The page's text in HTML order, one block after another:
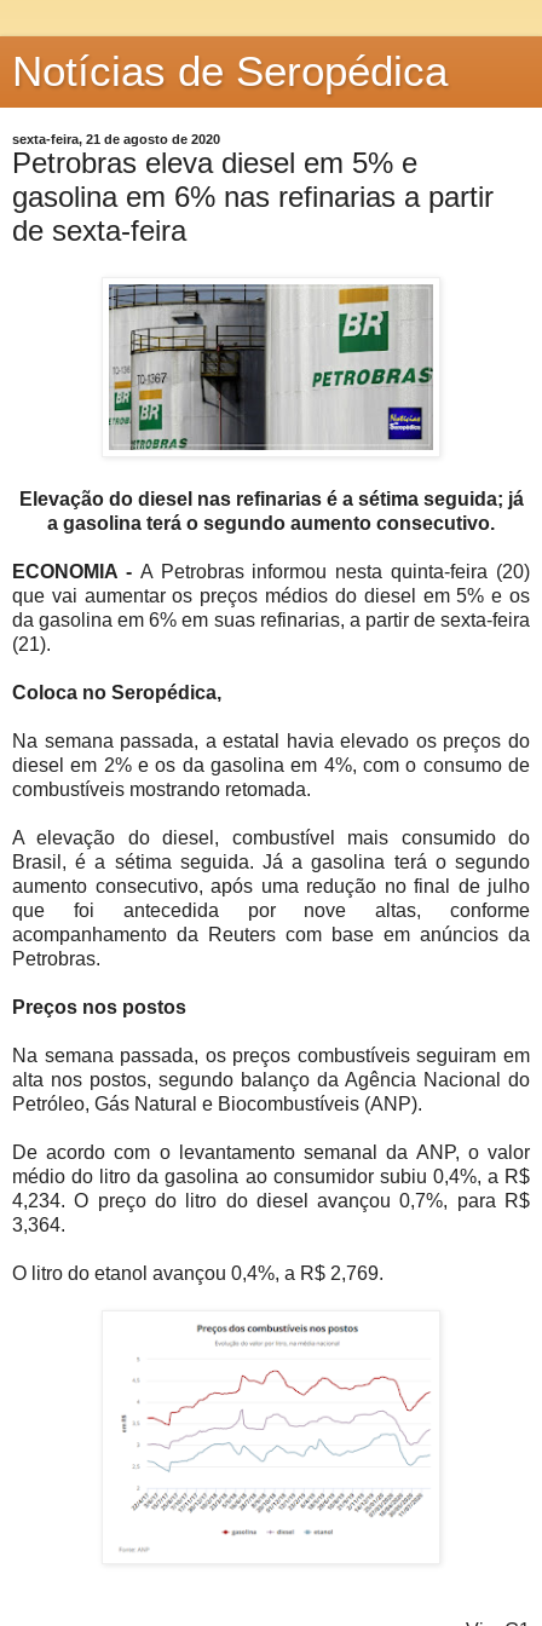
Notícias de Seropédica
sexta-feira, 21 de agosto de 2020
Petrobras eleva diesel em 5% e
gasolina em 6% nas refinarias a partir
de sexta-feira
Elevação do diesel nas refinarias é a sétima seguida; já
a gasolina terá o segundo aumento consecutivo.
ECONOMIA - A Petrobras informou nesta quinta-feira (20)
que vai aumentar os preços médios do diesel em 5% e os
da gasolina em 6% em suas refinarias, a partir de sexta-feira
(21).
Coloca no Seropédica,
Na semana passada, a estatal havia elevado os preços do
diesel em 2% e os da gasolina em 4%, com o consumo de
combustíveis mostrando retomada.
A elevação do diesel, combustível mais consumido do
Brasil, é a sétima seguida. Já a gasolina terá o segundo
aumento consecutivo, após uma redução no final de julho
que foi antecedida por nove altas, conforme
acompanhamento da Reuters com base em anúncios da
Petrobras.
Preços nos postos
Na semana passada, os preços combustíveis seguiram em
alta nos postos, segundo balanço da Agência Nacional do
Petróleo, Gás Natural e Biocombustíveis (ANP).
De acordo com o levantamento semanal da ANP, o valor
médio do litro da gasolina ao consumidor subiu 0,4%, a R$
4,234. O preço do litro do diesel avançou 0,7%, para R$
3,364.
O litro do etanol avançou 0,4%, a R$ 2,769.